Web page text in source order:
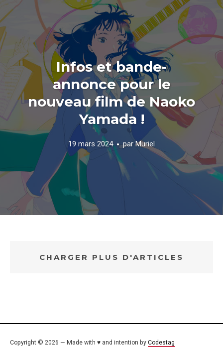
Infos et bande-
annonce pour le
nouveau film de Naoko
Yamada !
19 mars 2024 parMuriel
CHARGER PLUS D'ARTICLES
Copyright © 2026 — Made with ♥ and intention by Codestag